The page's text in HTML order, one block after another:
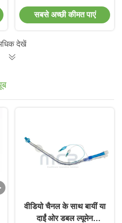
लेटेक्स मुक्त एंडोट्रैचियल
ट्यूब ब्लॉकर
सबसे अच्छी कीमत पाएं
देखें
वीडियो चैनल के साथ बायीं या
दाईं ओर डबल ल्यूमेन